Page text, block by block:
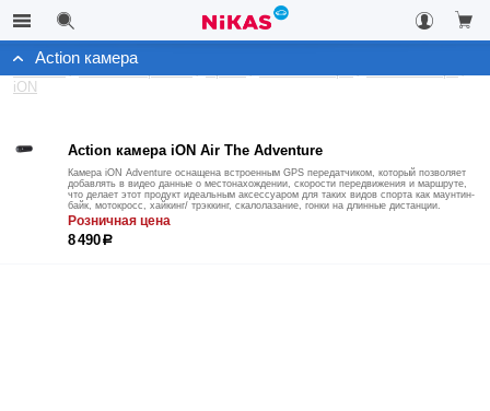
Автоэлектроника
iON
Action камера
Action камера iON Air The Adventure
Камера iON Adventure оснащена встроенным GPS передатчиком, который позволяет
добавлять в видео данные о местонахождении, скорости передвижения и маршруте,
что делает этот продукт идеальным аксессуаром для таких видов спорта как маунтин-
байк, мотокросс, хайкинг/ трэккинг, скалолазание, гонки на длинные дистанции.
Розничная цена
8 490р